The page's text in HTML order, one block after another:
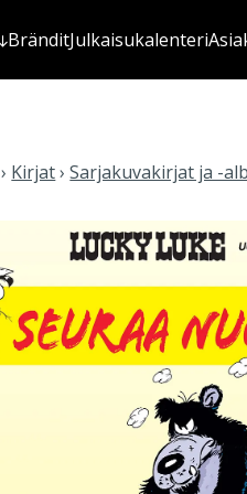
BränditJulkaisukalenteri
› Kirjat›Sarjakuvakirjat ja -